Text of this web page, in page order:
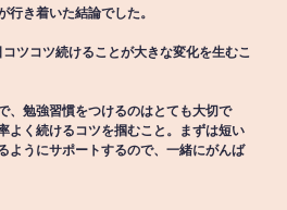
行き着いた結論でした。
ツコツ続けることが大きな変化を生むこ
、勉強習慣をつけるのはとても大切で
よく続けるコツを掴むこと。まずは短い
ようにサポートするので、一緒にがんば